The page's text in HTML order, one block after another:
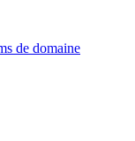
de domaine